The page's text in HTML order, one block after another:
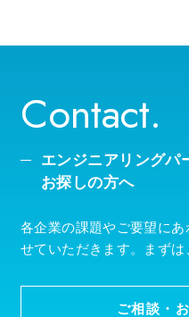
Contact.
エンジニアリングパ
お探しの方へ
各企業の課題やご要望に
せていただきます。まずは
ご相談・